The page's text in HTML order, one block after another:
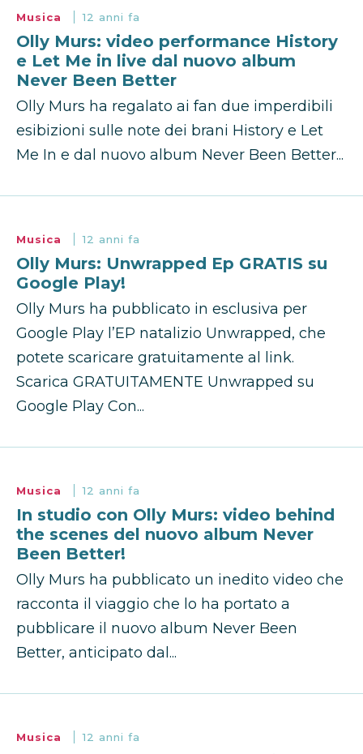
Musica 12 anni fa
Olly Murs: video performance History
e Let Me in live dal nuovo album
Never Been Better
Olly Murs ha regalato ai fan due imperdibili
esibizioni sulle note dei brani History e Let
Me In e dal nuovo album Never Been Better...
Musica 12 anni fa
Olly Murs: Unwrapped Ep GRATIS su
Google Play!
Olly Murs ha pubblicato in esclusiva per
Google Play l’EP natalizio Unwrapped, che
potete scaricare gratuitamente al link.
Scarica GRATUITAMENTE Unwrapped su
Google Play Con...
Musica 12 anni fa
In studio con Olly Murs: video behind
the scenes del nuovo album Never
Been Better!
Olly Murs ha pubblicato un inedito video che
racconta il viaggio che lo ha portato a
pubblicare il nuovo album Never Been
Better, anticipato dal...
Musica 12 anni fa